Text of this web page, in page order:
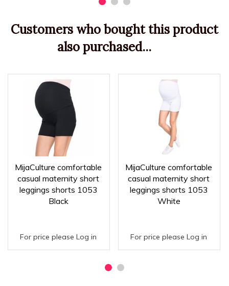
Customers who bought this product
also purchased...
MijaCulture comfortable
casual maternity short
leggings shorts 1053
Black
For price please Log in
MijaCulture comfortable
casual maternity short
leggings shorts 1053
White
For price please Log in